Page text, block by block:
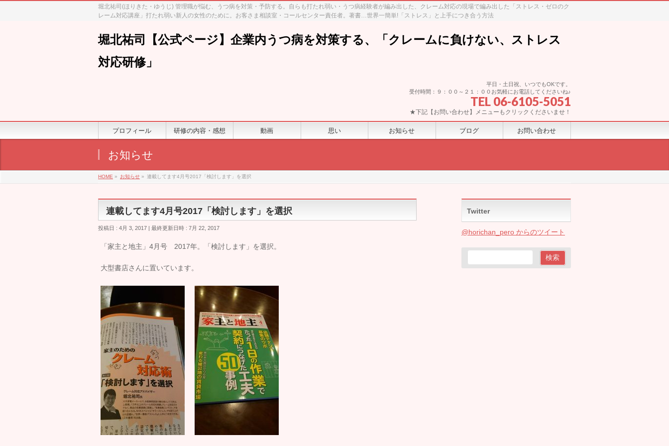
堀北祐司(ほりきた・ゆうじ) 管理職が悩む、うつ病を対策・予防する。自らも打たれ弱い・うつ病経験者が編み出した、クレーム対応の現場で編み出した「ストレス・ゼロのク
レーム対応講座」打たれ弱い新人の女性のために。お客さま相談室・コールセンター責任者。著書…世界一簡単!「ストレス」と上手につき合う方法
堀北祐司【公式ページ】企業内うつ病を対策する、「クレームに負けない、ストレス
対応研修」
平日・土日祝、いつでもOKです。
受付時間：９：００～２１：００お気軽にお電話してくださいね♪
TEL 06-6105-5051
★下記【お問い合わせ】メニューもクリックくださいませ！
プロフィール 研修の内容・感想 動画 思い お知らせ ブログ お問い合わせ
お知らせ
HOME » お知らせ » 連載してます4月号2017「検討します」を選択
連載してます4月号2017「検討します」を選択
投稿日 : 4月 3, 2017 最終更新日時 : 7月 22, 2017
「家主と地主」4月号 2017年。「検討します」を選択。
大型書店さんに置いています。
Twitter
@horichan_pero からのツイート